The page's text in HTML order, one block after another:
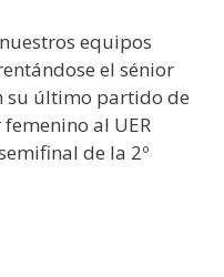
equipos
el sénior
su último partido de
al UER
de la 2º